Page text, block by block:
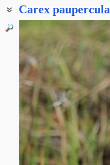
Carex paupercula
Осока заливная
Осока магелланская
Осока обеднённая